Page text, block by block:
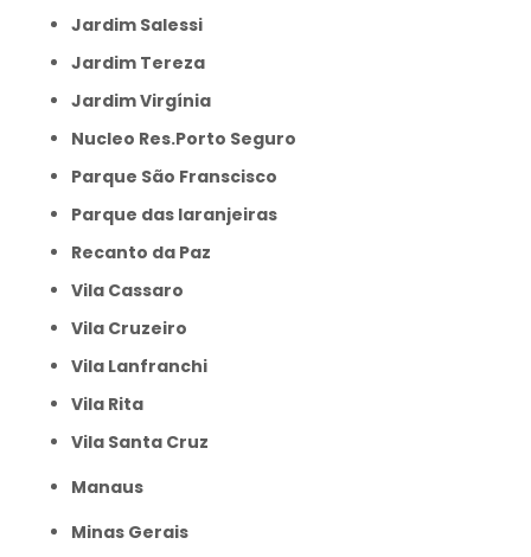
Jardim Salessi
Jardim Tereza
Jardim Virgínia
Nucleo Res.Porto Seguro
Parque São Franscisco
Parque das laranjeiras
Recanto da Paz
Vila Cassaro
Vila Cruzeiro
Vila Lanfranchi
Vila Rita
Vila Santa Cruz
Manaus
Minas Gerais